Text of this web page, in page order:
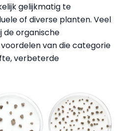
gelijkmatig te
of diverse planten. Veel
de organische
van die categorie
verbeterde